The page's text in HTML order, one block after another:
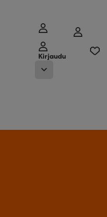
Kirjaudu